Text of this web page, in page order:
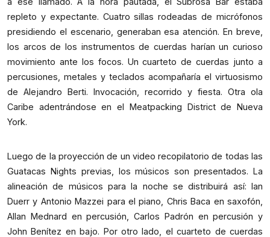
repleto y expectante. Cuatro sillas rodeadas de micrófonos
presidiendo el escenario, generaban esa atención. En breve,
los arcos de los instrumentos de cuerdas harían un curioso
movimiento ante los focos. Un cuarteto de cuerdas junto a
percusiones, metales y teclados acompañaría el virtuosismo
de Alejandro Berti. Invocación, recorrido y fiesta. Otra ola
Caribe adentrándose en el Meatpacking District de Nueva
York.
Luego de la proyección de un video recopilatorio de todas las
Guatacas Nights previas, los músicos son presentados. La
alineación de músicos para la noche se distribuirá así: Ian
Duerr y Antonio Mazzei para el piano, Chris Baca en saxofón,
Allan Mednard en percusión, Carlos Padrón en percusión y
John Benítez en bajo. Por otro lado, el cuarteto de cuerdas